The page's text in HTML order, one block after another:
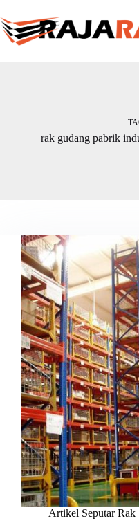
to
content
rak gudang pabrik
Artikel Seputar Rak